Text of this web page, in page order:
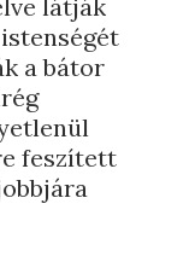
látják
a bátor
feszített